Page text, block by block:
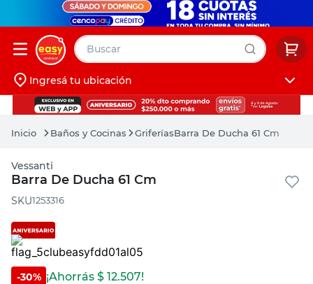
Buscar
Iniciá sesión
Ingresá tu ubicación
Baños y Cocinas GriferíasBarra De Ducha 61 Cm
Vessanti
Barra De Ducha 61 Cm
:1253316
-30% ¡Ahorrás $ 12.507!
muebles
pintura
escritorio
puertas